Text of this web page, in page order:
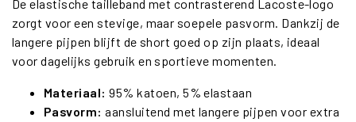
De elastische tailleband met contrasterend Lacoste-logo
zorgt voor een stevige, maar soepele pasvorm. Dankzij de
langere pijpen blijft de short goed op zijn plaats, ideaal
voor dagelijks gebruik en sportieve momenten.
Materiaal: 95% katoen, 5% elastaan
Pasvorm: aansluitend met langere pijpen voor extra